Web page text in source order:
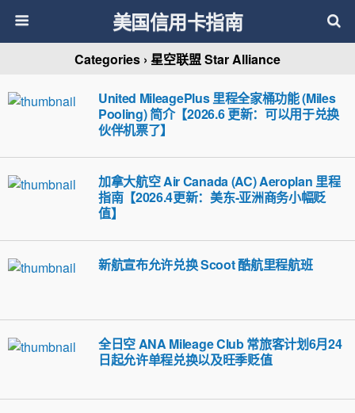
美国信用卡指南
Categories › 星空联盟 Star Alliance
United MileagePlus 里程全家桶功能 (Miles
Pooling) 简介【2026.6 更新：可以用于兑换
伙伴机票了】
加拿大航空 Air Canada (AC) Aeroplan 里程
指南【2026.4更新：美东-亚洲商务小幅贬
值】
新航宣布允许兑换 Scoot 酷航里程航班
全日空 ANA Mileage Club 常旅客计划6月24
日起允许单程兑换以及旺季贬值